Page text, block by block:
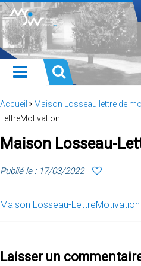
Accueil Maison Losseau lettre de
LettreMotivation
Maison Losseau-
Publié le : 17/03/2022
Maison Losseau-LettreMotivation
Laisser un